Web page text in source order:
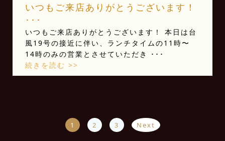
いつもご来店ありがとうございます！
･･･
いつもご来店ありがとうございます！ 本日は台
風19号の接近に伴い、ランチタイムの11時〜
14時のみの営業とさせていただき ･･･
続きを読む >>
1 2 3 Next